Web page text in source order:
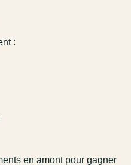
:
en amont pour gagner